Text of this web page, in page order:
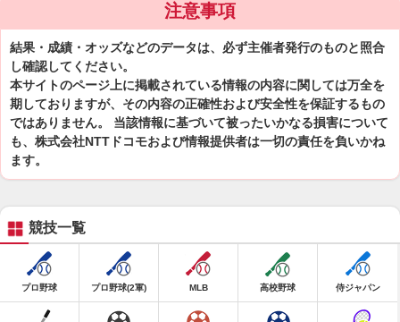
注意事項
結果・成績・オッズなどのデータは、必ず主催者発行のものと照合
し確認してください。
本サイトのページ上に掲載されている情報の内容に関しては万全を
期しておりますが、その内容の正確性および安全性を保証するもの
ではありません。 当該情報に基づいて被ったいかなる損害について
も、株式会社NTTドコモおよび情報提供者は一切の責任を負いかね
ます。
競技一覧
プロ野球 プロ野球(2軍) MLB 高校野球 侍ジャパン